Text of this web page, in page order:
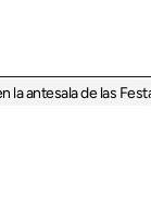
de las Festas da